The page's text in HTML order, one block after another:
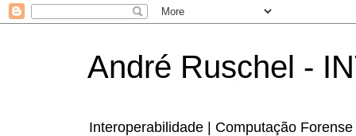
André Ruschel -
Interoperabilidade | Computação